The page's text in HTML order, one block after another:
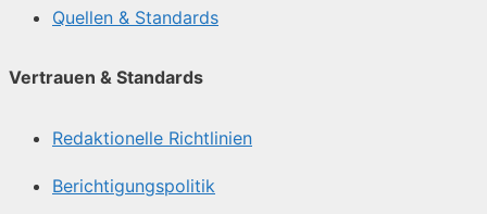
Quellen & Standards
Vertrauen & Standards
Redaktionelle Richtlinien
Berichtigungspolitik